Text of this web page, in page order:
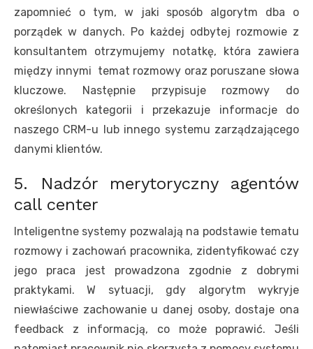
zapomnieć o tym, w jaki sposób algorytm dba o
porządek w danych. Po każdej odbytej rozmowie z
konsultantem otrzymujemy notatkę, która zawiera
między innymi temat rozmowy oraz poruszane słowa
kluczowe. Następnie przypisuje rozmowy do
określonych kategorii i przekazuje informacje do
naszego CRM-u lub innego systemu zarządzającego
danymi klientów.
5. Nadzór merytoryczny agentów
call center
Inteligentne systemy pozwalają na podstawie tematu
rozmowy i zachowań pracownika, zidentyfikować czy
jego praca jest prowadzona zgodnie z dobrymi
praktykami. W sytuacji, gdy algorytm wykryje
niewłaściwe zachowanie u danej osoby, dostaje ona
feedback z informacją, co może poprawić. Jeśli